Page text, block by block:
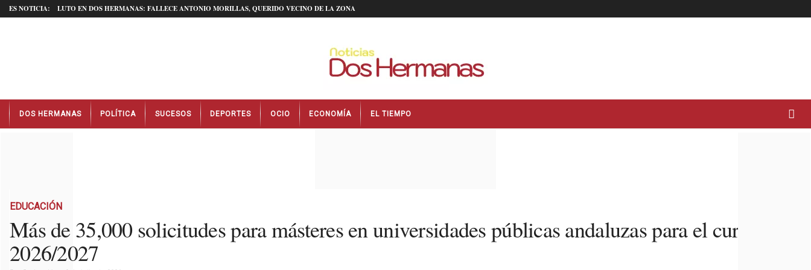
ES NOTICIA: LUTO EN DOS HERMANAS: FALLECE ANTONIO MORILLAS, QUERIDO VECINO DE LA ZONA
t
DOS HERMANAS POLÍTICA SUCESOS DEPORTES OCIO ECONOMÍA EL TIEMPO
EDUCACIÓN
Más de 35,000 solicitudes para másteres en universidades públicas andaluzas para el curso
2026/2027